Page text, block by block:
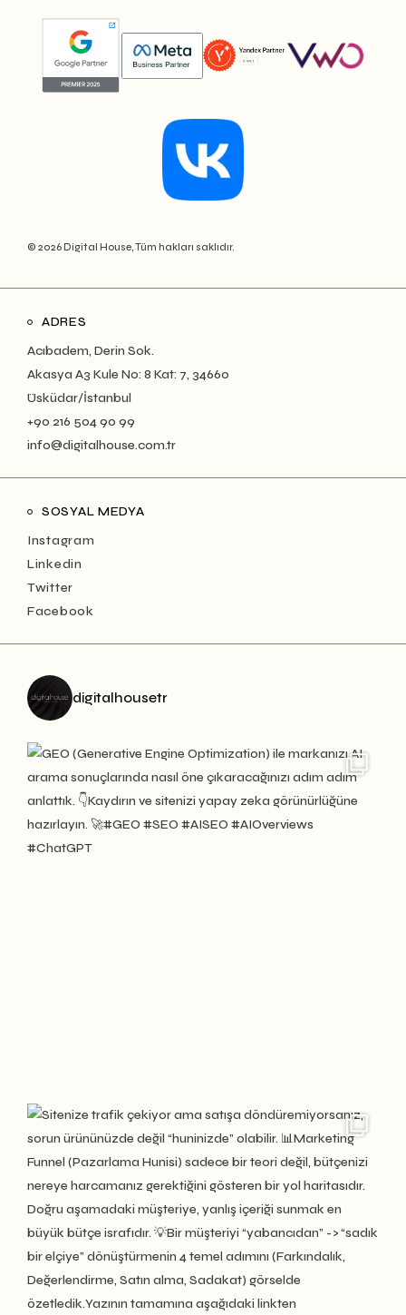
© 2026 Digital House, Tüm hakları saklıdır.
ADRES
Acıbadem, Derin Sok.
Akasya A3 Kule No: 8 Kat: 7, 34660
Üsküdar/İstanbul
+90 216 504 90 99
info@digitalhouse.com.tr
SOSYAL MEDYA
Instagram
Linkedin
Twitter
Facebook
digitalhousetr